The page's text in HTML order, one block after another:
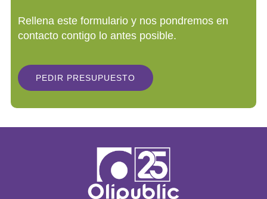
Rellena este formulario y nos pondremos en
contacto contigo lo antes posible.
PEDIR PRESUPUESTO